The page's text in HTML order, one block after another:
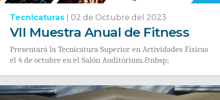
Tecnicaturas 02 de Octubre del 2023
VII Muestra Anual de Fitness
Presentará la Tecnicatura Superior en Actividades Físicas
el 4 de octubre en el Salón Auditórium.&nbsp;